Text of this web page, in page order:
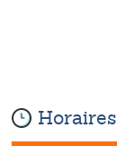
Horaires